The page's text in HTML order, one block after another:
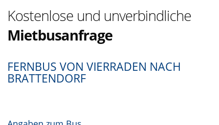
Kostenlose und unverbindliche
Mietbusanfrage
FERNBUS VON VIERRADEN NACH
BRATTENDORF